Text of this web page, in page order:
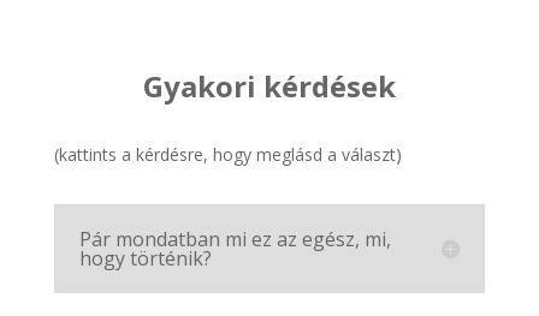
Gyakori kérdések
(kattints a kérdésre, hogy meglásd a választ)
Pár mondatban mi ez az egész, mi,
hogy történik?